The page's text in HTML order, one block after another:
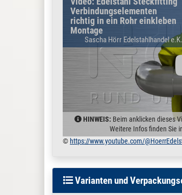
Verbindungselementen
richtig in ein Rohr einkleben
Montage
Sascha Hörr Edelstahlhandel e.K.
HINWEIS: Beim anklicken dieses
Weitere Infos finden Sie
© https://www.youtube.com/
Varianten und